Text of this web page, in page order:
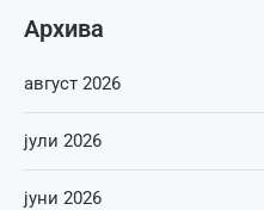
Архива
август 2026
јули 2026
јуни 2026